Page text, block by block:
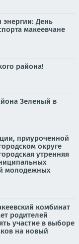
энергии: День
макеевчане
района!
Зеленый в
приуроченной
округе
утренняя
молодежных
комбинат
родителей
участие в выборе
на новый